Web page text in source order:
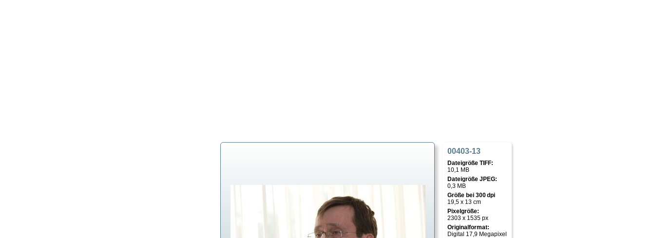
00403-13
Dateigröße TIFF:
10,1 MB
Dateigröße JPEG:
0,3 MB
Größe bei 300 dpi
19,5 x 13 cm
Pixelgröße:
2303 x 1535 px
Originalformat:
Digital 17,9 Megapixel